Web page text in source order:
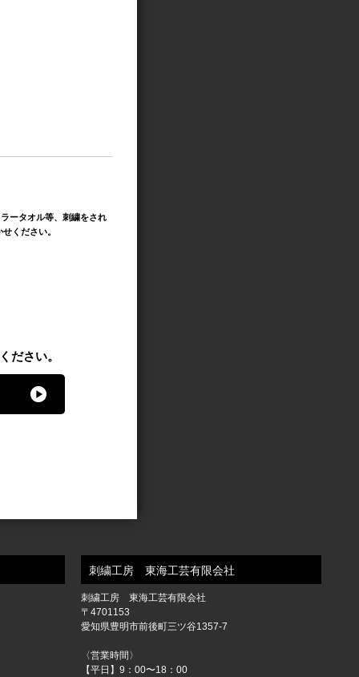
ータオル等、刺繍をされ
ください。
ださい。
刺繍工房 東海工芸有限会社
刺繍工房 東海工芸有限会社
〒4701153
愛知県豊明市前後町三ツ谷1357-7
〈営業時間〉
【平日】9：00〜18：00